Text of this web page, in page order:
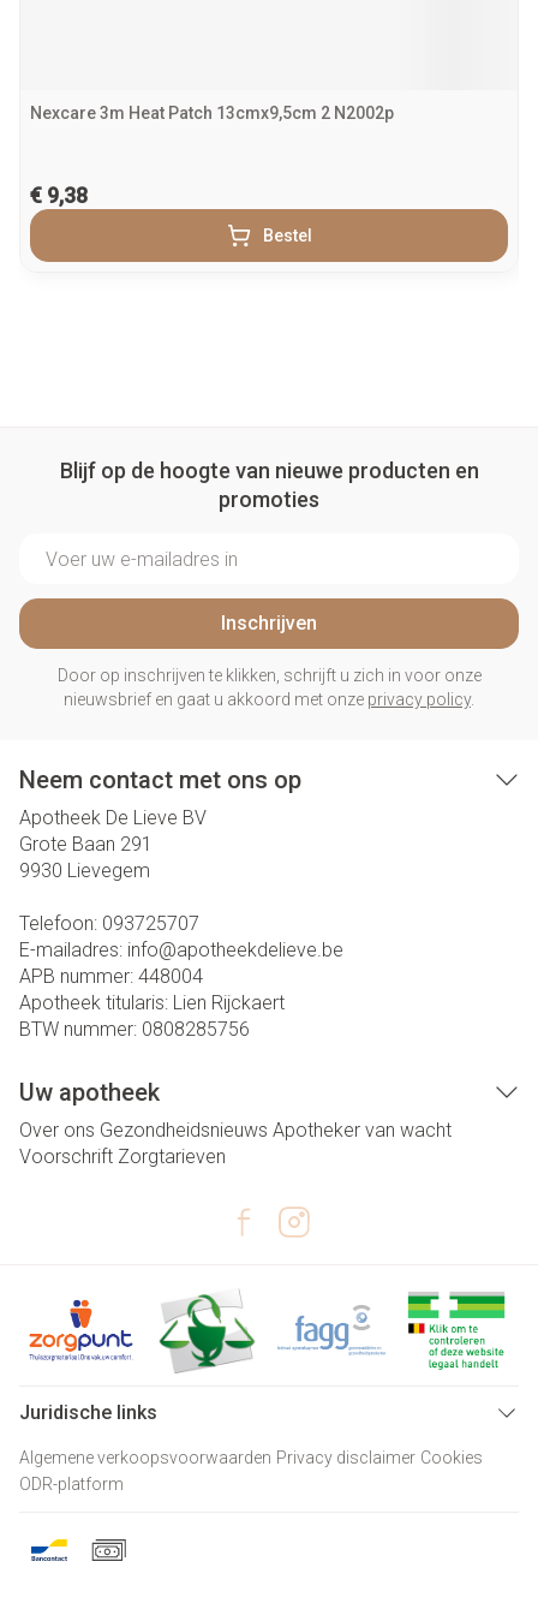
Nexcare 3m Heat Patch 13cmx9,5cm 2 N2002p
€ 9,38
Bestel
Blijf op de hoogte van nieuwe producten en
promoties
Inschrijven
Door op inschrijven te klikken, schrijft u zich in voor onze
nieuwsbrief en gaat u akkoord met onze privacy policy.
Neem contact met ons op
Apotheek De Lieve BV
Grote Baan 291
9930 Lievegem
Telefoon: 093725707
E-mailadres: info@apotheekdelieve.be
APB nummer: 448004
Apotheek titularis: Lien Rijckaert
BTW nummer: 0808285756
Uw apotheek
Over ons Gezondheidsnieuws Apotheker van wacht
Voorschrift Zorgtarieven
Juridische links
Algemene verkoopsvoorwaarden Privacy disclaimer Cookies
ODR-platform